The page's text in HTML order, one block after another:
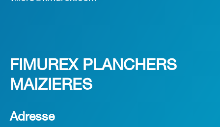
FIMUREX PLANCHERS
MAIZIERES
Adresse